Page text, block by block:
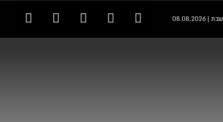
שבת | 08.08.2026